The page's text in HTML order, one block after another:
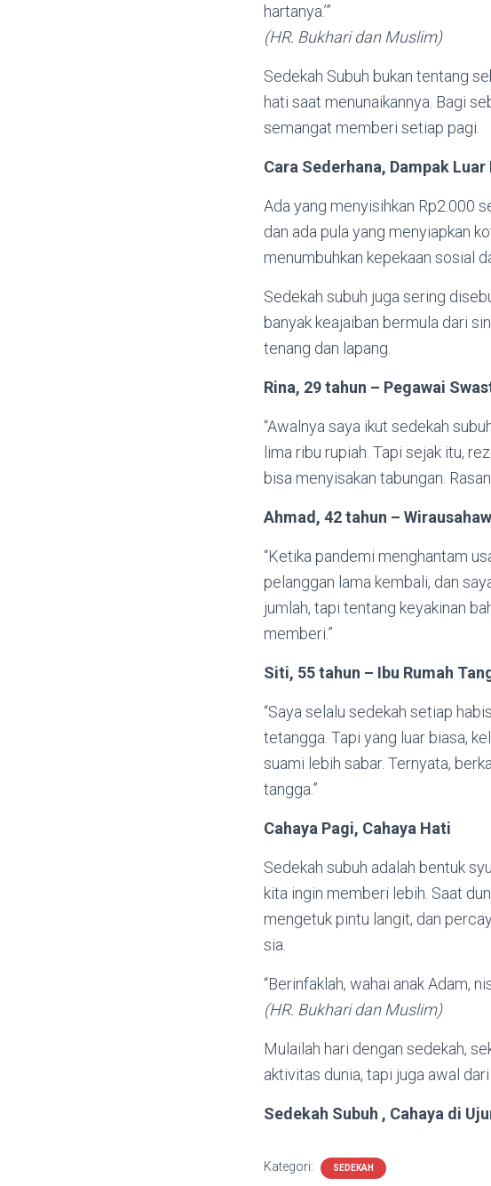
hartanya.’”
(HR. Bukhari dan Muslim)
Sedekah Subuh bukan tentang
hati saat menunaikannya. Bagi
semangat memberi setiap pagi.
Cara Sederhana, Dampak Luar
Ada yang menyisihkan Rp2.000
dan ada pula yang menyiapkan
menumbuhkan kepekaan sosial
Sedekah subuh juga sering
banyak keajaiban bermula dari
tenang dan lapang.
Rina, 29 tahun – Pegawai
“Awalnya saya ikut sedekah
lima ribu rupiah. Tapi sejak itu,
bisa menyisakan tabungan.
Ahmad, 42 tahun –
“Ketika pandemi menghantam
pelanggan lama kembali, dan
jumlah, tapi tentang keyakinan
memberi.”
Siti, 55 tahun – Ibu Rumah
“Saya selalu sedekah setiap
tetangga. Tapi yang luar biasa,
suami lebih sabar. Ternyata,
tangga.”
Cahaya Pagi, Cahaya Hati
Sedekah subuh adalah bentuk
kita ingin memberi lebih. Saat
mengetuk pintu langit, dan
sia.
“Berinfaklah, wahai anak Adam,
(HR. Bukhari dan Muslim)
Mulailah hari dengan sedekah,
aktivitas dunia, tapi juga awal
Sedekah Subuh , Cahaya di
Kategori: SEDEKAH